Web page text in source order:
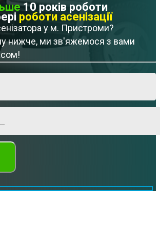
10 років роботи
роботи асенізації
у м. Пристроми?
нижче, ми зв'яжемося з вами